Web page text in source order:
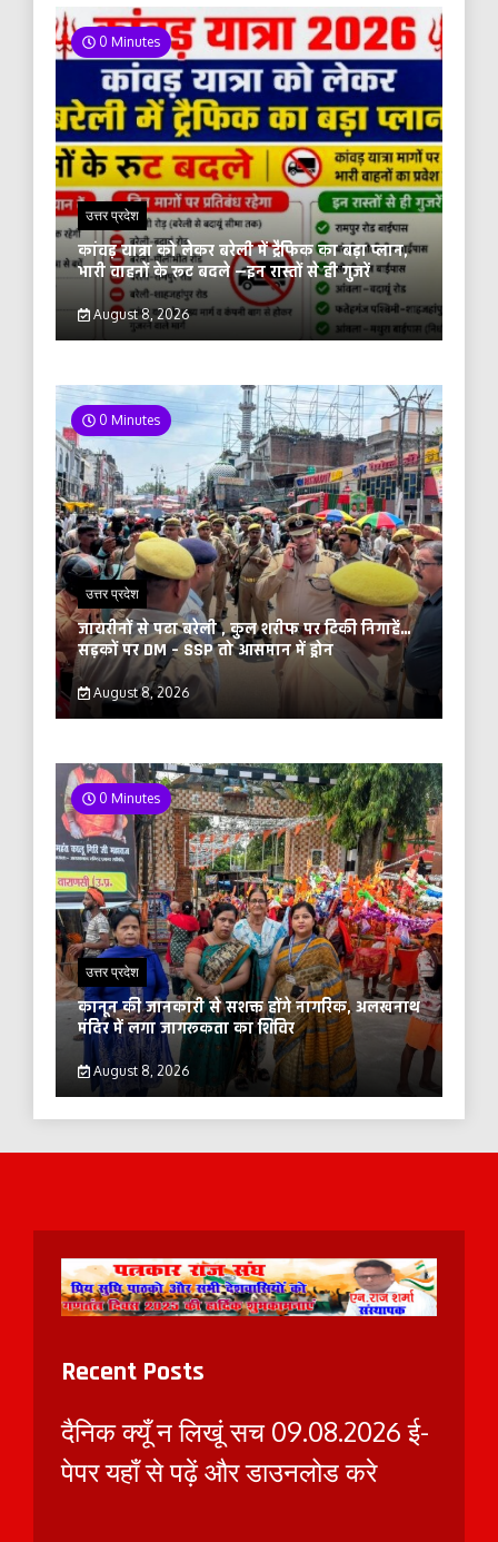
0 Minutes
उत्तर प्रदेश
कांवड़ यात्रा को लेकर बरेली में ट्रैफिक का बड़ा प्लान,
भारी वाहनों के रूट बदले —इन रास्तों से ही गुजरें
August 8, 2026
0 Minutes
उत्तर प्रदेश
जायरीनों से पटा बरेली , कुल शरीफ पर टिकी निगाहें…
सड़कों पर DM – SSP तो आसमान में ड्रोन
August 8, 2026
0 Minutes
उत्तर प्रदेश
कानून की जानकारी से सशक्त होंगे नागरिक, अलखनाथ
मंदिर में लगा जागरूकता का शिविर
August 8, 2026
Recent Posts
दैनिक क्यूँ न लिखूं सच 09.08.2026 ई-
पेपर यहाँ से पढ़ें और डाउनलोड करे